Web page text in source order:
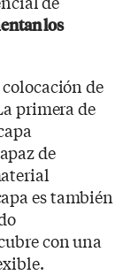
los
de
primera de
de
es también
con una